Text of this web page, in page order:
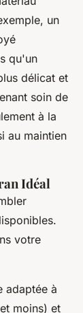
un
qu'un
délicat et
soin de
à la
au maintien
Idéal
votre
adaptée à
moins) et